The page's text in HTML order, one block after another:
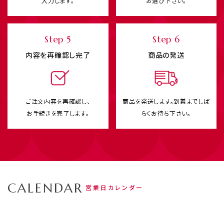
Step 5
内容を再確認し完了
ご注文内容を再確認し、
お手続きを完了します。
Step 6
商品の発送
商品を発送します。到着までしば
らくお待ち下さい。
CALENDAR 営業日カレンダー